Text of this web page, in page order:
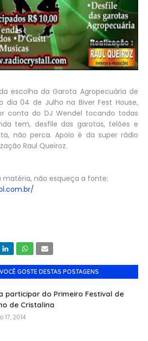
escolha da Garota Agropecuária de
dia 04 de Julho na Biver Fest House,
conta do DJ Wendel tocando todas
tem, desfile das garotas, telões e
não perca. Apoio é da super rádio
Raul Queiroz.
matéria, não esqueça a fonte:
GOSTE DESTAS POSTAGENS
participar do Primeiro Festival de
de Cristalina
17, 2014